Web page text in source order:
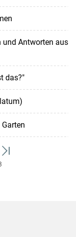
und Antworten aus
das?"
zum